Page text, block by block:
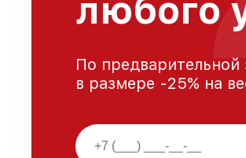
любого
По предварительной
в размере -25% на